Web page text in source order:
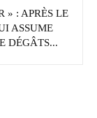
» : APRÈS LE
ASSUME
DÉGÂTS...